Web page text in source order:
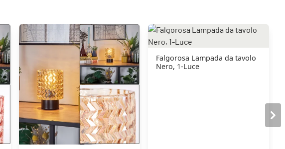
Falgorosa Lampada da tavolo
Nero, 1-Luce